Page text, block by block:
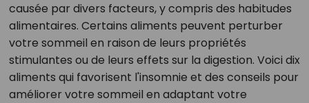
causée par divers facteurs, y compris des habitudes
alimentaires. Certains aliments peuvent perturber
votre sommeil en raison de leurs propriétés
stimulantes ou de leurs effets sur la digestion. Voici dix
aliments qui favorisent l'insomnie et des conseils pour
améliorer votre sommeil en adaptant votre